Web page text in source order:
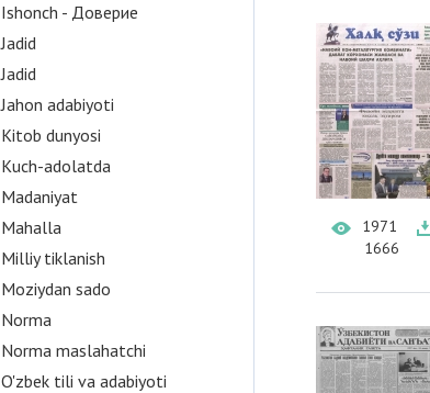
1971
1666
Ishonch - Доверие
Jadid
Jadid
Jahon adabiyoti
Kitob dunyosi
Kuch-adolatda
Madaniyat
Mahalla
Milliy tiklanish
Moziydan sado
Norma
Norma maslahatchi
O'zbek tili va adabiyoti